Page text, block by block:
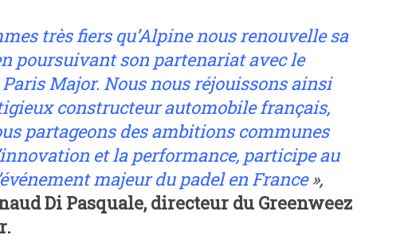
très fiers qu’Alpine nous renouvelle sa
poursuivant son partenariat avec le
Paris Major. Nous nous réjouissons ainsi
constructeur automobile français,
partageons des ambitions communes
et la performance, participe au
majeur du padel en France»,
Di Pasquale, directeur du Greenweez